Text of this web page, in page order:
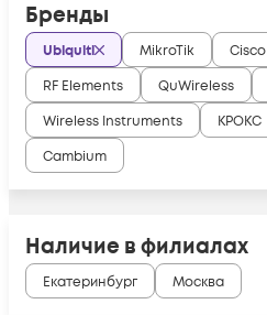
Бренды
Ubiquiti MikroTik Cisco
RF Elements
QuWireless
Wireless Instruments
КРОКС
Cambium
Наличие в филиалах
Екатеринбург Москва